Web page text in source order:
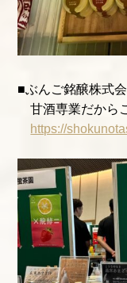
■ぶんご銘醸株式
甘酒専業だから
https://